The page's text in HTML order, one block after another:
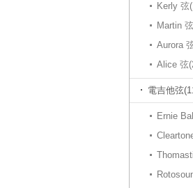
Kerly 弦
Martin
Aurora
Alice 弦
電吉他弦
Ernie